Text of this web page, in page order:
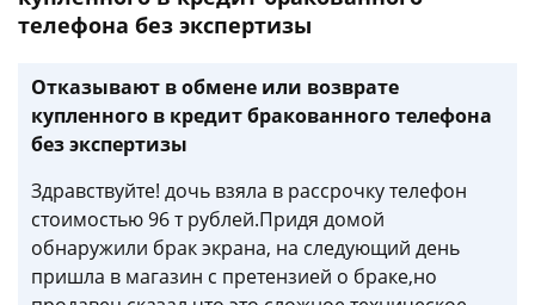
телефона без экспертизы
Отказывают в обмене или возврате
купленного в кредит бракованного телефона
без экспертизы
Здравствуйте! дочь взяла в рассрочку телефон
стоимостью 96 т рублей.Придя домой
обнаружили брак экрана, на следующий день
пришла в магазин с претензией о браке,но